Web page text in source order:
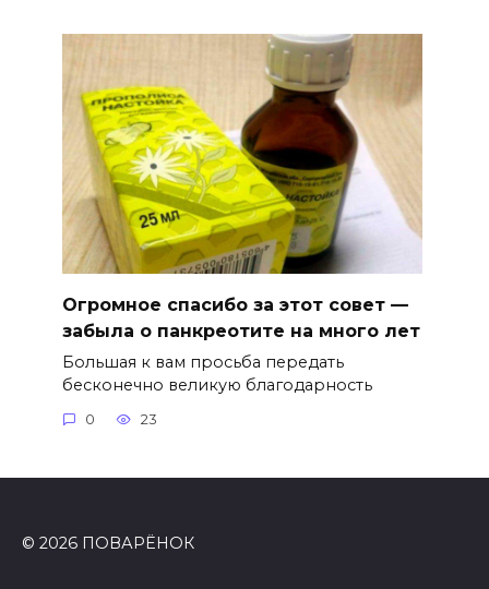
Огромное спасибо за этот совет —
забыла о панкреотите на много лет
Большая к вам просьба передать
бесконечно великую благодарность
0 23
© 2026 ПОВАРЁНОК